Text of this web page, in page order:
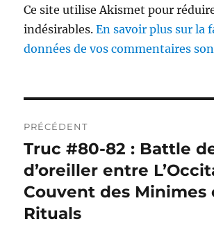
Ce site utilise Akismet pour
indésirables.En savoir plus sur la
données de vos commentaires
de
l’article
PRÉCÉDENT
Publication
précédente :
Truc #80-82 : Battle
d’oreiller entre
Couvent des Minimes
Rituals